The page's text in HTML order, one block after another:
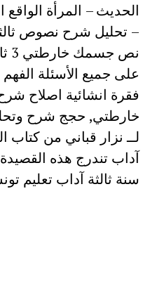
الحديث – المرأة
– تحليل شرح نصوص
على جميع الأسئلة
فقرة انشائية اصلاح
خارطتي, حجج شرح
لــ نزار قباني من
آداب تندرج هذه
سنة ثالثة آداب تعليم